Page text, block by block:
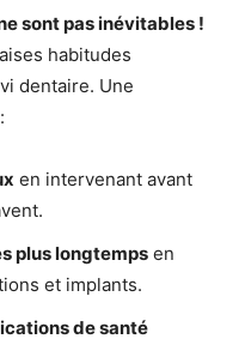
sont pas inévitables !
habitudes
dentaire. Une
en intervenant avant
plus longtemps en
et implants.
de santé